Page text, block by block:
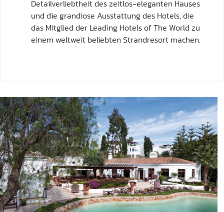
Detailverliebtheit des zeitlos-eleganten Hauses
und die grandiose Ausstattung des Hotels, die
das Mitglied der Leading Hotels of The World zu
einem weltweit beliebten Strandresort machen.